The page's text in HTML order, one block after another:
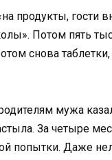
продукты, гости
Потом пять
снова
мужа
За четыре
попытки. Даже